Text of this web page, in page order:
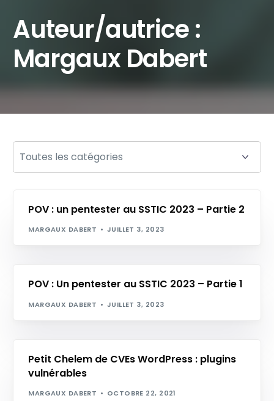
Auteur/autrice :
Margaux Dabert
POV : un pentester au SSTIC 2023 – Partie 2
MARGAUX DABERT JUILLET 3, 2023
POV : Un pentester au SSTIC 2023 – Partie 1
MARGAUX DABERT JUILLET 3, 2023
Petit Chelem de CVEs WordPress : plugins
vulnérables
MARGAUX DABERT OCTOBRE 22, 2021